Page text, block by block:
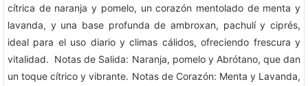
cítrica de naranja y pomelo, un corazón mentolado de menta y
lavanda, y una base profunda de ambroxan, pachulí y ciprés,
ideal para el uso diario y climas cálidos, ofreciendo frescura y
vitalidad. Notas de Salida: Naranja, pomelo y Abrótano, que dan
un toque cítrico y vibrante. Notas de Corazón: Menta y Lavanda,